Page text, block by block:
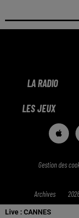
Live : CANNES
LA RADIO
LES JEUX
Gestion des
Archives